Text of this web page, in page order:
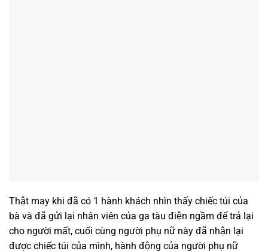
Thật may khi đã có 1 hành khách nhìn thấy chiếc túi của
bà và đã gửi lại nhân viên của ga tàu điện ngầm để trả lại
cho người mất, cuối cùng người phụ nữ này đã nhận lại
được chiếc túi của mình, hành động của người phụ nữ